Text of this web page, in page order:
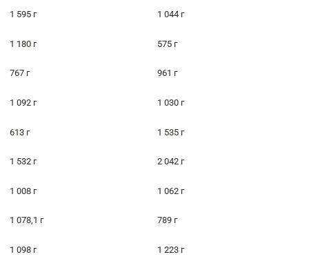
1 595 г 1 044 г
1 180 г 575 г
767 г 961 г
1 092 г 1 030 г
613 г 1 535 г
1 532 г 2 042 г
1 008 г 1 062 г
1 078,1 г 789 г
1 098 г 1 223 г